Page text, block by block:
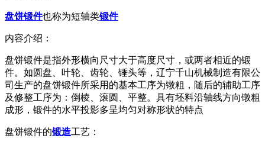
盘饼锻件也称为短轴类锻件
内容介绍：
盘饼锻件是指外形横向尺寸大于高度尺寸，或两者相近的锻
件。如圆盘、叶轮、齿轮、锤头等，辽宁千山机械制造有限公
司生产的盘饼锻件所采用的基本工序为镦粗，随后的辅助工序
及修整工序为：倒棱、滚圆、平整。具有坯料沿轴线方向镦粗
成形，锻件的水平投影多呈均匀对称形状的特点
盘饼锻件的锻造工艺：